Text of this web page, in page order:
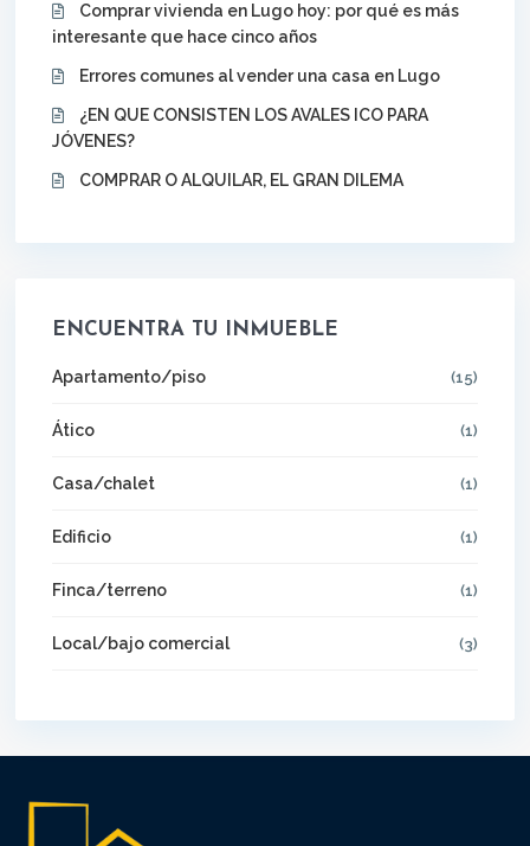
Comprar vivienda en Lugo hoy: por qué es más
interesante que hace cinco años
Errores comunes al vender una casa en Lugo
¿EN QUE CONSISTEN LOS AVALES ICO PARA
JÓVENES?
COMPRAR O ALQUILAR, EL GRAN DILEMA
ENCUENTRA TU INMUEBLE
Apartamento/piso (15)
Ático (1)
Casa/chalet (1)
Edificio (1)
Finca/terreno (1)
Local/bajo comercial (3)